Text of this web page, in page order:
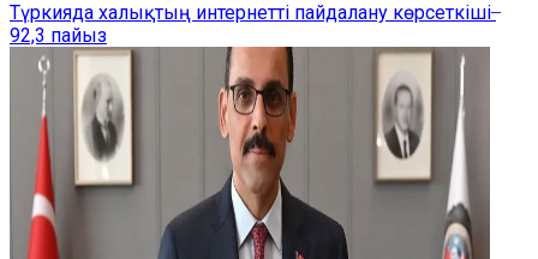
Түркияда халықтың интернетті пайдалану көрсеткіші ̶
92,3 пайыз